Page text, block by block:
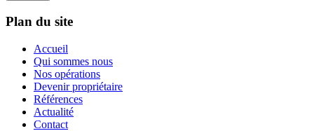
Plan du site
Accueil
Qui sommes nous
Nos opérations
Devenir propriétaire
Références
Actualité
Contact